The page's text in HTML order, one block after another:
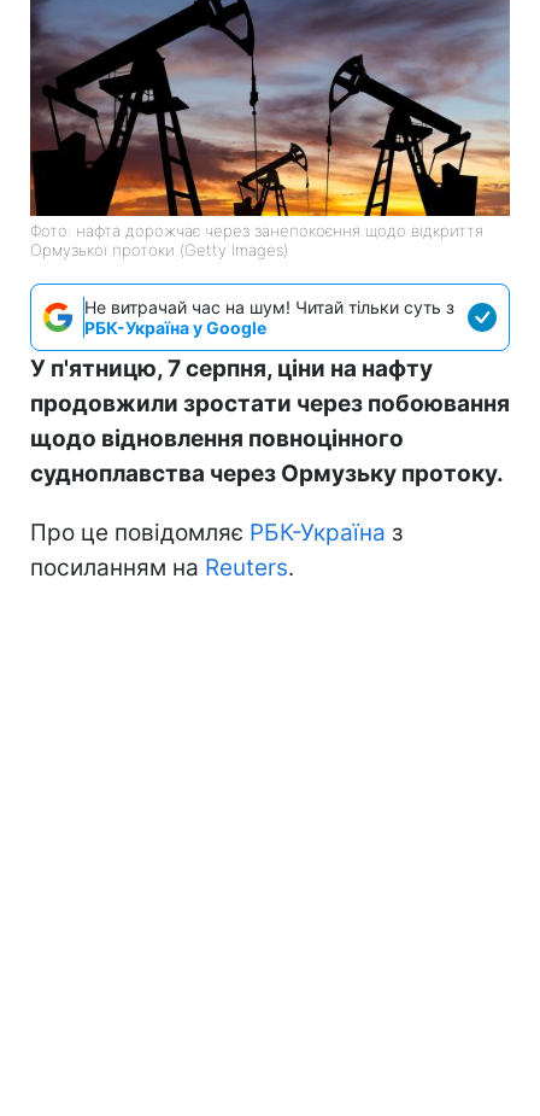
Фото: нафта дорожчає через занепокоєння щодо відкриття
Ормузької протоки (Getty Images)
Не витрачай час на шум! Читай тільки суть з
РБК-Україна у Google
У п'ятницю, 7 серпня, ціни на нафту
продовжили зростати через побоювання
щодо відновлення повноцінного
судноплавства через Ормузьку протоку.
Про це повідомляє РБК-Україна з
посиланням на Reuters.